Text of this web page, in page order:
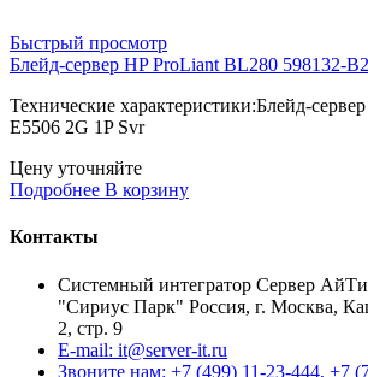
Быстрый просмотр
Блейд-сервер HP ProLiant BL280 598132-
Технические характеристики:Блейд-
E5506 2G 1P Svr
Цену уточняйте
Подробнее В корзину
Контакты
Системный интегратор Сервер
"Сириус Парк" Россия, г. Москва,
2, стр. 9
E-mail: it@server-it.ru
Звоните нам: +7 (499) 11-23-444, +7